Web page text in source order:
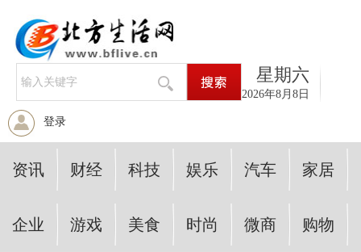
星期六
2026年8月8日
登录
资讯 财经 科技 娱乐 汽车 家居
企业 游戏 美食 时尚 微商 购物